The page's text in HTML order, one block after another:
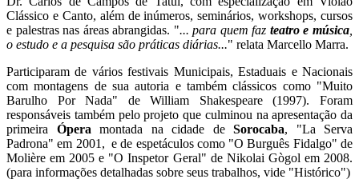
Clássico e Canto, além de inúmeros, seminários, workshops, cursos
e palestras nas áreas abrangidas. "... para quem faz teatro e música
o estudo e a pesquisa são práticas diárias..." relata Marcello Marra.
Participaram de vários festivais Municipais, Estaduais e Nacionais
com montagens de sua autoria e também clássicos como "Muito
Barulho Por Nada" de William Shakespeare (1997). Foram
responsáveis também pelo projeto que culminou na apresentação da
primeira Ópera montada na cidade de Sorocaba, "La Serva
Padrona" em 2001, e de espetáculos como "O Burguês Fidalgo" de
Molière em 2005 e "O Inspetor Geral" de Nikolai Gògol em 2008.
(para informações detalhadas sobre seus trabalhos, vide "Histórico")